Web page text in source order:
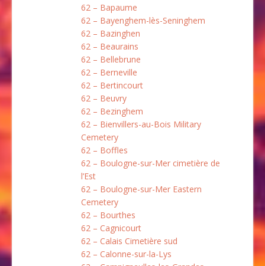
62 – Bapaume
62 – Bayenghem-lès-Seninghem
62 – Bazinghen
62 – Beaurains
62 – Bellebrune
62 – Berneville
62 – Bertincourt
62 – Beuvry
62 – Bezinghem
62 – Bienvillers-au-Bois Military
Cemetery
62 – Boffles
62 – Boulogne-sur-Mer cimetière de
l’Est
62 – Boulogne-sur-Mer Eastern
Cemetery
62 – Bourthes
62 – Cagnicourt
62 – Calais Cimetière sud
62 – Calonne-sur-la-Lys